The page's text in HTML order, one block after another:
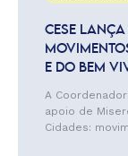
CESE LANÇA
E DO BEM
A
apoio de
Cidades: